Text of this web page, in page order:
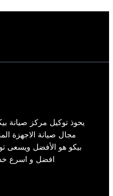
يحوذ توكيل مركز صيانة
مجال صيانة الاجهزة
بيكو هو الأفضل ويسعى
افضل و اسرع